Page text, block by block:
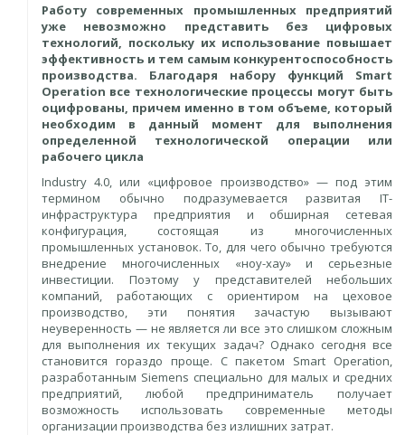
Работу современных промышленных предприятий
уже невозможно представить без цифровых
технологий, поскольку их использование повышает
эффективность и тем самым конкурентоспособность
производства. Благодаря набору функций Smart
Operation все технологические процессы могут быть
оцифрованы, причем именно в том объеме, который
необходим в данный момент для выполнения
определенной технологической операции или
рабочего цикла
Industry 4.0, или «цифровое производство» — под этим
термином обычно подразумевается развитая IT-
инфраструктура предприятия и обширная сетевая
конфигурация, состоящая из многочисленных
промышленных установок. То, для чего обычно требуются
внедрение многочисленных «ноу-хау» и серьезные
инвестиции. Поэтому у представителей небольших
компаний, работающих с ориентиром на цеховое
производство, эти понятия зачастую вызывают
неуверенность — не является ли все это слишком сложным
для выполнения их текущих задач? Однако сегодня все
становится гораздо проще. С пакетом Smart Operation,
разработанным Siemens специально для малых и средних
предприятий, любой предприниматель получает
возможность использовать современные методы
организации производства без излишних затрат.